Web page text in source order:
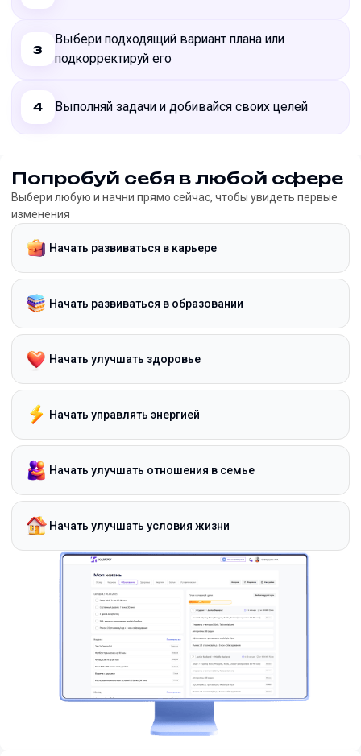
3
Выбери подходящий вариант плана или
подкорректируй его
4 Выполняй задачи и добивайся своих целей
Попробуй себя в любой сфере
Выбери любую и начни прямо сейчас, чтобы увидеть первые
изменения
Начать развиваться в карьере
Начать развиваться в образовании
Начать улучшать здоровье
Начать управлять энергией
Начать улучшать отношения в семье
Начать улучшать условия жизни